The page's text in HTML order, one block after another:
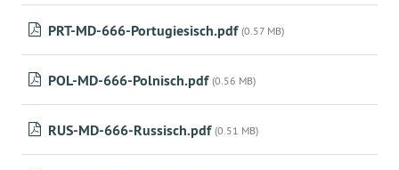
PRT-MD-666-Portugiesisch.pdf (0.57 MB)
POL-MD-666-Polnisch.pdf (0.56 MB)
RUS-MD-666-Russisch.pdf (0.51 MB)